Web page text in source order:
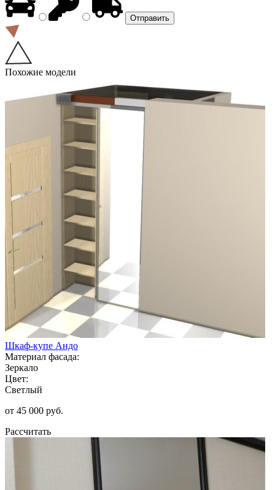
Похожие модели
Шкаф-купе Андо
Материал фасада:
Зеркало
Цвет:
Светлый
от 45 000 руб.
Рассчитать